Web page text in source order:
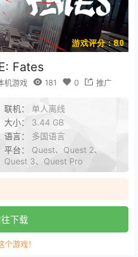
游戏评分：8.0
Fates
机游戏 181 0 推广
联机： 单人离线
大小： 3.44 GB
语言： 多国语言
平台： Quest、Quest 2、
Quest 3、Quest Pro
下载
游戏！